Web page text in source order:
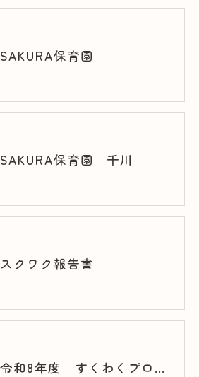
SAKURA保育園
SAKURA保育園 千川
スクワク報告書
令和8年度 すくわくプログラム（千川）